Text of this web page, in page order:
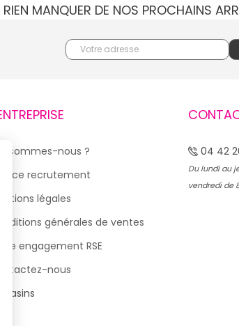
RIEN MANQUER DE NOS PROCHAINS
sommes-nous ?
recrutement
légales
générales de ventes
engagement RSE
nous
04 42
Du lundi au
vendredi de